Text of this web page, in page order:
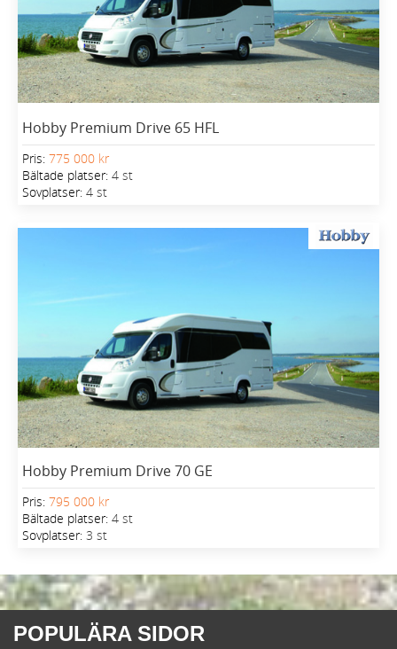
Hobby Premium Drive 65 HFL
Pris: 775 000 kr
Bältade platser: 4 st
Sovplatser: 4 st
Hobby Premium Drive 70 GE
Pris: 795 000 kr
Bältade platser: 4 st
Sovplatser: 3 st
POPULÄRA SIDOR